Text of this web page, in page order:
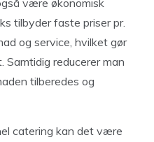
tilbyder faste priser pr.
og service, hvilket gør
reducerer man
tilberedes og
catering kan det være